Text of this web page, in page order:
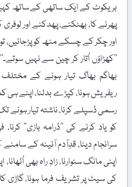
بریکوٹ کے ایک ساتھی کے ساتھ
پھرنے کا، بھٹکنے، پھدکنے اور
اور چکر کے چسکے منھ کو
’’کھڑاؤں اُتار کر چین سے نہیں
بھاگم بھاگ تیار ہونے کے
ریفریش ہونا، کپڑے بدلنا، اپنے ہی
رسمی ڈسپلے کرنا، ناشتہ تیار ہونے
کو یاد کرنے کی ’’ڈرامہ بازی‘‘
سرانجام دینا، قدِآدم آئینہ کے
اپنی مانگ سنوارنا، زادِ راہ بھی
کی سیٹ پر تشریف فرما ہونا، گاڑی